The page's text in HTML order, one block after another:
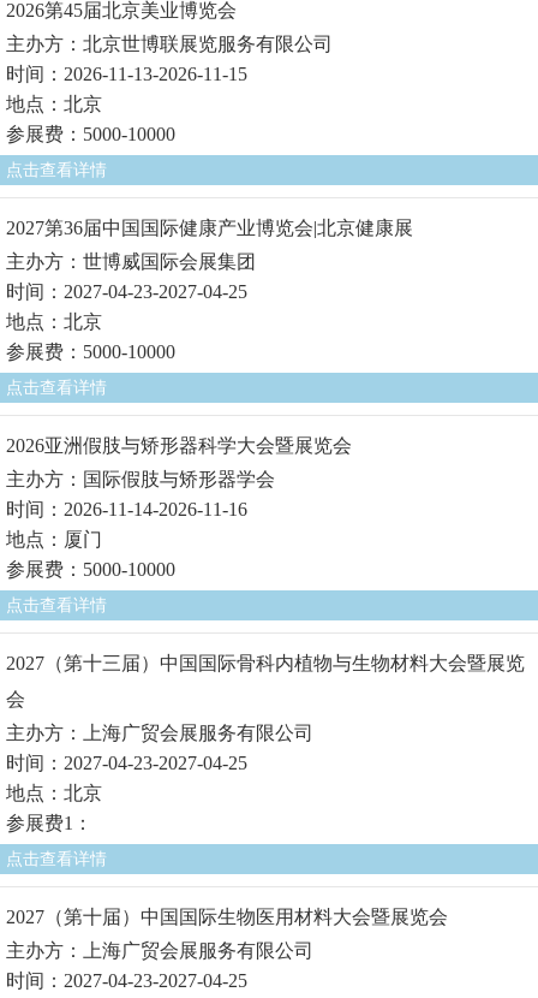
2026第45届北京美业博览会
主办方：北京世博联展览服务有限公司
时间：2026-11-13-2026-11-15
地点：北京
参展费：5000-10000
点击查看详情
2027第36届中国国际健康产业博览会|北京健康展
主办方：世博威国际会展集团
时间：2027-04-23-2027-04-25
地点：北京
参展费：5000-10000
点击查看详情
2026亚洲假肢与矫形器科学大会暨展览会
主办方：国际假肢与矫形器学会
时间：2026-11-14-2026-11-16
地点：厦门
参展费：5000-10000
点击查看详情
2027（第十三届）中国国际骨科内植物与生物材料大会暨展览
会
主办方：上海广贸会展服务有限公司
时间：2027-04-23-2027-04-25
地点：北京
参展费1：
点击查看详情
2027（第十届）中国国际生物医用材料大会暨展览会
主办方：上海广贸会展服务有限公司
时间：2027-04-23-2027-04-25